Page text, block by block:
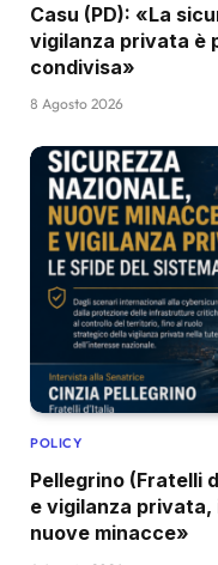
Casu (PD): «La
vigilanza privata è
condivisa»
8 Agosto 2026
POLICY
Pellegrino (Fratelli
e vigilanza
nuove minacce»